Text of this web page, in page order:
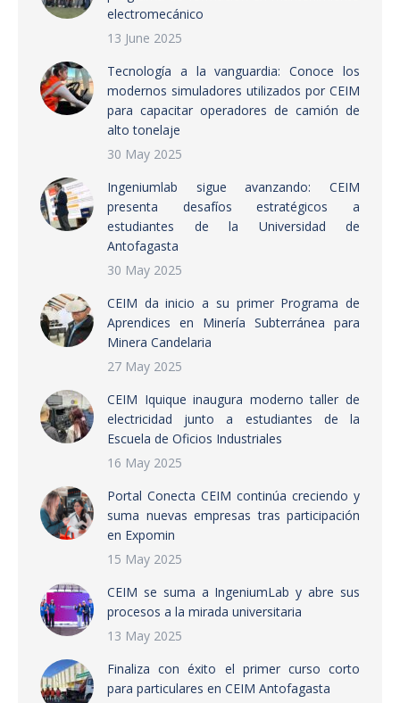
electromecánico
13 June 2025
Tecnología a la vanguardia: Conoce los
modernos simuladores utilizados por CEIM
para capacitar operadores de camión de
alto tonelaje
30 May 2025
Ingeniumlab sigue avanzando: CEIM
presenta desafíos estratégicos a
estudiantes de la Universidad de
Antofagasta
30 May 2025
CEIM da inicio a su primer Programa de
Aprendices en Minería Subterránea para
Minera Candelaria
27 May 2025
CEIM Iquique inaugura moderno taller de
electricidad junto a estudiantes de la
Escuela de Oficios Industriales
16 May 2025
Portal Conecta CEIM continúa creciendo y
suma nuevas empresas tras participación
en Expomin
15 May 2025
CEIM se suma a IngeniumLab y abre sus
procesos a la mirada universitaria
13 May 2025
Finaliza con éxito el primer curso corto
para particulares en CEIM Antofagasta